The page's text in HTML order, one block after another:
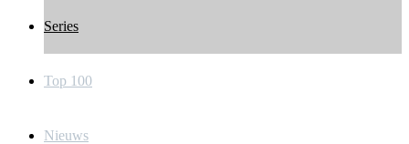
Series
Top 100
Nieuws